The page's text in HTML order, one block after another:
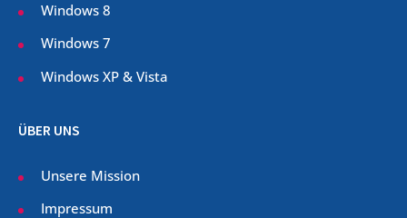
Windows 8
Windows 7
Windows XP & Vista
ÜBER UNS
Unsere Mission
Impressum